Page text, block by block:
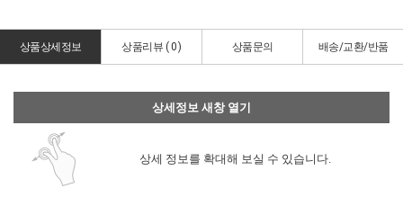
상품상세정보 상품리뷰 ( 0) 상품문의 배송/교환/반품
상세정보 새창 열기
상세 정보를 확대해 보실 수 있습니다.